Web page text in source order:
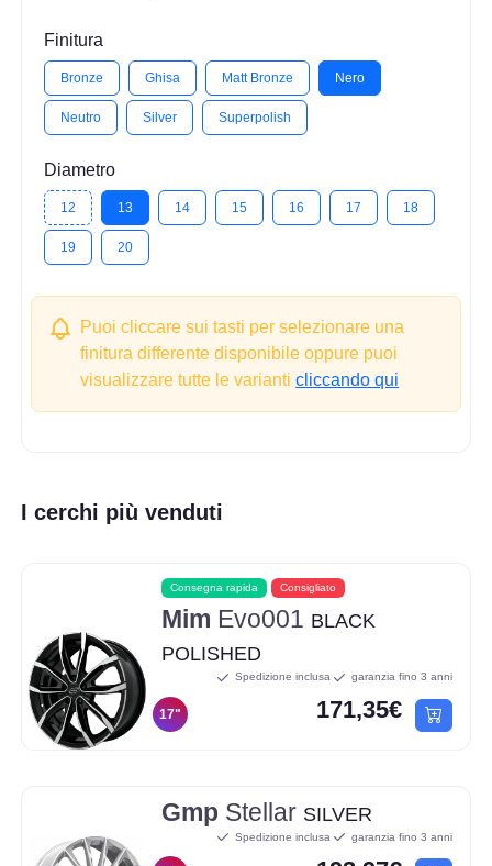
Finitura
Bronze Ghisa Matt Bronze Nero
Neutro Silver Superpolish
Diametro
12 13 14 15 16 17 18
19 20
Puoi cliccare sui tasti per selezionare una
finitura differente disponibile oppure puoi
visualizzare tutte le varianticliccando qui
I cerchi più venduti
Consegna rapida Consigliato
Mim Evo001 BLACK
POLISHED
17"
Spedizione inclusa garanzia fino 3 anni
171,35€
Gmp Stellar SILVER
Spedizione inclusa garanzia fino 3 anni